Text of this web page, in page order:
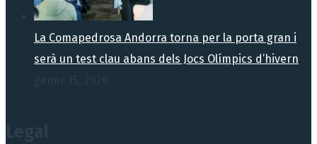
La Comapedrosa Andorra torna per la porta gran i
serà un test clau abans dels Jocs Olímpics d’hivern